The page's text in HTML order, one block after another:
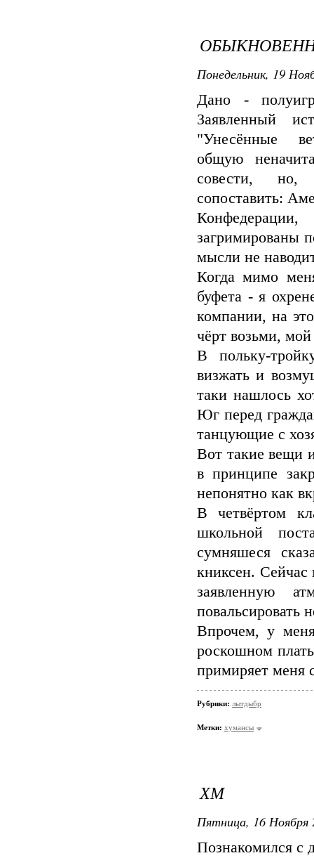
Понедельник, 19
Дано -
Заявленный
"Унесённые
общую
совести,
сопоставить:
загримированы
мысли не
Когда мимо
буфета - я
компании, на
чёрт возьми,
В польку-
визжать и
таки нашлось
Юг перед
танцующие с
Вот такие вещи
в принципе
непонятно как
В четвёртом
школьной
сумняшеся
книксен. Сейчас
заявленную
повальсировать
Впрочем, у
роскошном
примиряет меня
Рубрики: лытдыбр
Метки: хумансы
ХМ
Пятница, 16 Ноября
Познакомился с